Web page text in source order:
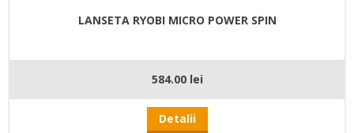
LANSETA RYOBI MICRO POWER SPIN
584.00 lei
Detalii